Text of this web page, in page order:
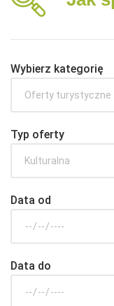
Wybierz kategorię
Oferty turystyczne
Typ oferty
Kulturalna
Data od
Data do